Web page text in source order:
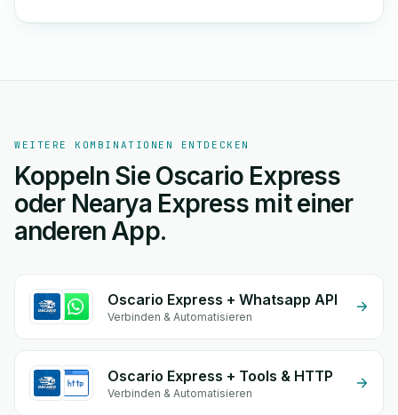
WEITERE KOMBINATIONEN ENTDECKEN
Koppeln Sie Oscario Express
oder Nearya Express mit einer
anderen App.
Oscario Express + Whatsapp API
Verbinden & Automatisieren
Oscario Express + Tools & HTTP
Verbinden & Automatisieren